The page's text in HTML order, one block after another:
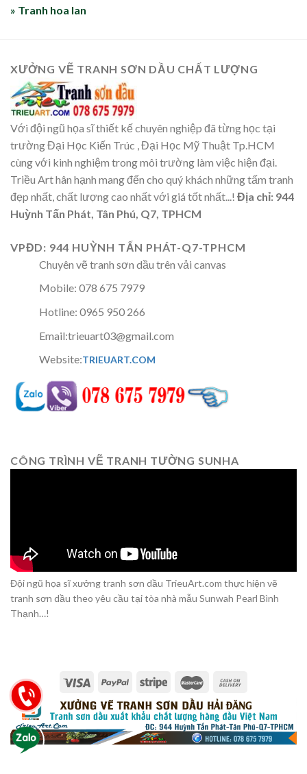
» Tranh hoa lan
XƯỞNG VẼ TRANH SƠN DẦU CHẤT LƯỢNG
Với đội ngũ họa sĩ thiết kế chuyên nghiệp đã từng học tại
trường Đại Học Kiến Trúc , Đại Học Mỹ Thuật Tp.HCM
cùng với kinh nghiệm trong môi trường làm việc hiện đại.
Triều Art hân hạnh mang đến cho quý khách những tấm tranh
đẹp nhất, chất lượng cao nhất với giá tốt nhất...! Địa chỉ: 944
Huỳnh Tấn Phát, Tân Phú, Q7, TPHCM
VPĐD: 944 HUỲNH TẤN PHÁT-Q7-TPHCM
Chuyên vẽ tranh sơn dầu trên vải canvas
Mobile: 078 675 7979
Hotline: 0965 950 266
Email:trieuart03@gmail.com
Website:TRIEUART.COM
CÔNG TRÌNH VẼ TRANH TƯỜNG SUNHA
Đội ngũ họa sĩ xưởng tranh sơn dầu TrieuArt.com thực hiện vẽ
tranh sơn dầu theo yêu cầu tại tòa nhà mẫu Sunwah Pearl Bình
Thạnh…!